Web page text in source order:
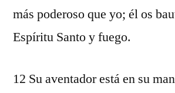
más poderoso que yo; él os
Espíritu Santo y fuego.
12 Su aventador está en su